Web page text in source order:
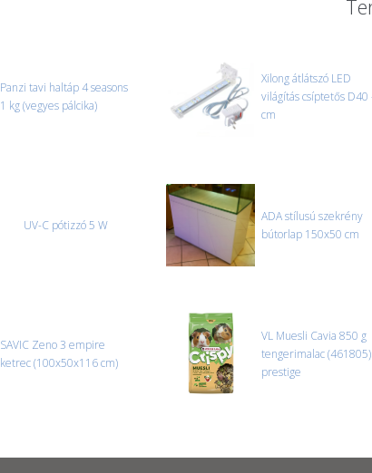
Panzi tavi haltáp 4 seasons
1 kg (vegyes pálcika)
Xilong átlátszó LED
világítás csíptetős D40
cm
UV-C pótizzó 5 W
ADA stílusú szekrény
bútorlap 150x50 cm
SAVIC Zeno 3 empire
ketrec (100x50x116 cm)
VL Muesli Cavia 850 g
tengerimalac (461805)
prestige